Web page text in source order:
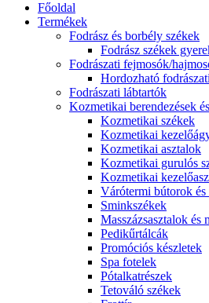
Főoldal
Termékek
Fodrász és borbély székek
Fodrász székek
Fodrászati fejmosók/
Hordozható
Fodrászati lábtartók
Kozmetikai berendezések
Kozmetikai székek
Kozmetikai
Kozmetikai asztalok
Kozmetikai gurulós
Kozmetikai
Várótermi bútorok
Sminkszékek
Masszázsasztalok és
Pedikűrtálcák
Promóciós készletek
Spa fotelek
Pótalkatrészek
Tetováló székek